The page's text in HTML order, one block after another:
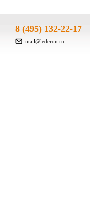
8 (495) 132-22-17
mail@lederon.ru